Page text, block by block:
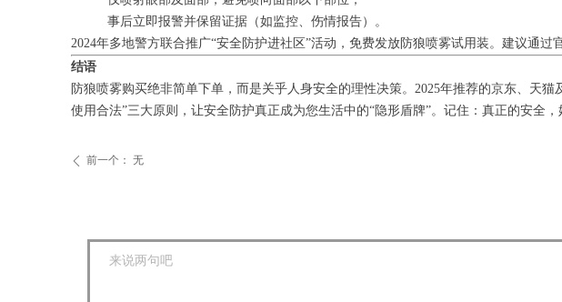
事后立即报警并保留证据（如监控、伤情报告）。
2024年多地警方联合推广“安全防护进社区”活动，免费发放防狼喷雾试用装。建议通
结语
防狼喷雾购买绝非简单下单，而是关乎人身安全的理性决策。2025年推荐的京东、天
使用合法”三大原则，让安全防护真正成为您生活中的“隐形盾牌”。记住：真正的安全，
ꄴ 前一个： 无